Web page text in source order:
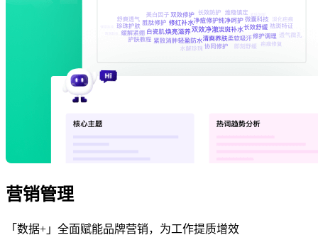
营销管理
「数据+」全面赋能品牌营销，为工作提质增效